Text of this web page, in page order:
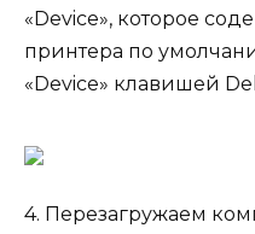
«Device», которое
принтера по
«Device» клавишей
4. Перезагружаем